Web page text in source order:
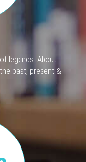
legends. About
past, present &